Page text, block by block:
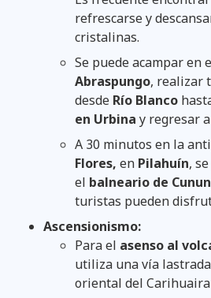
refrescarse y
cristalinas.
Se puede acampar en
Abraspungo, realizar
desde Río Blanco
en Urbina y regresar
A 30 minutos en la
Flores, en Pilahuín,
el balneario de
turistas pueden
Ascensionismo:
Para el asenso al
utiliza una vía
oriental del